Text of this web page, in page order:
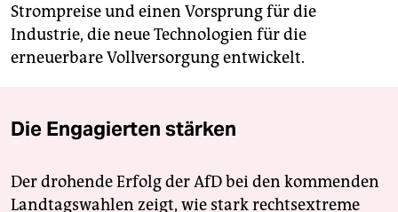
Strompreise und einen Vorsprung für die
Industrie, die neue Technologien für die
erneuerbare Vollversorgung entwickelt.
Die Engagierten stärken
Der drohende Erfolg der AfD bei den kommenden
Landtagswahlen zeigt, wie stark rechtsextreme